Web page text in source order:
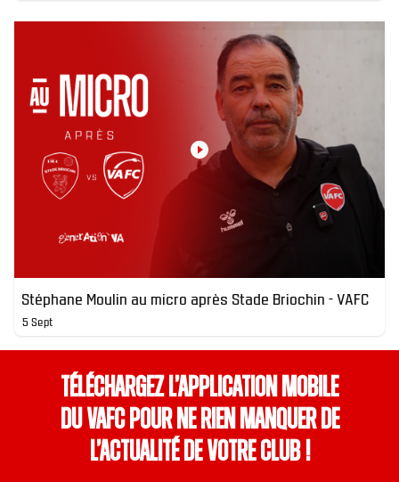
Stéphane Moulin au micro après Stade Briochin - VAFC
5 Sept
Téléchargez l’application mobile
du VAFC pour ne rien manquer de
l’actualité de votre club !